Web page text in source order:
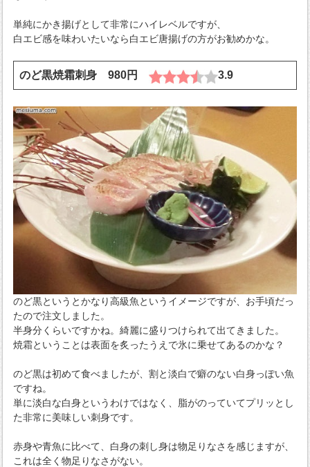
単純にかき揚げとして非常にハイレベルですが、
白エビ感を味わいたいなら白エビ唐揚げの方がお勧めかな。
のど黒焼霜刺身 980円 3.9
のど黒というとかなり高級魚というイメージですが、お手頃だっ
たので注文しました。
半身分くらいですかね。綺麗に盛りつけられて出てきました。
焼霜ということは表面を炙ったうえで氷に乗せてあるのかな？
のど黒は初めて食べましたが、割と淡白で癖のない白身っぽい魚
ですね。
単に淡白な白身というわけではなく、脂がのっていてプリッとし
た非常に美味しい刺身です。
赤身や青魚に比べて、白身の刺し身は物足りなさを感じますが、
これは全く物足りなさがない。